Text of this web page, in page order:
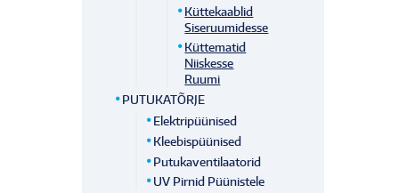
Küttekaablid
Siseruumidesse
Küttematid
Niiskesse
Ruumi
PUTUKATÕRJE
Elektripüünised
Kleebispüünised
Putukaventilaatorid
UV Pirnid Püünistele